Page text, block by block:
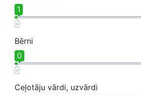
1
Bērni
0
Ceļotāju vārdi, uzvārdi